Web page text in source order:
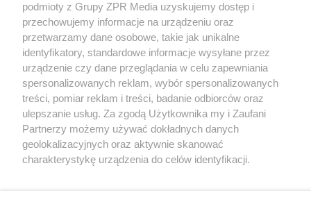
Odwiedź grupę na Facebooku
Gdybym budował drugi raz - mądry Polak
przed budową
Forum Muratora
podmioty z Grupy ZPR Media uzyskujemy dostęp i
przechowujemy informacje na urządzeniu oraz
przetwarzamy dane osobowe, takie jak unikalne
identyfikatory, standardowe informacje wysyłane przez
urządzenie czy dane przeglądania w celu zapewniania
spersonalizowanych reklam, wybór spersonalizowanych
treści, pomiar reklam i treści, badanie odbiorców oraz
ulepszanie usług. Za zgodą Użytkownika my i Zaufani
Partnerzy możemy używać dokładnych danych
geolokalizacyjnych oraz aktywnie skanować
charakterystykę urządzenia do celów identyfikacji.